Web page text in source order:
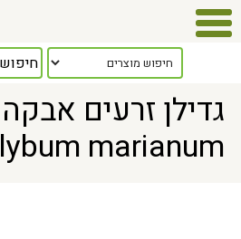
> גדילן זרעים אבקה מוכנה Silybum marianum
גדילן זרעים
marianum